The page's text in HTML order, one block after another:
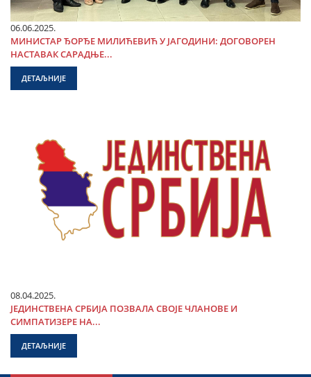
06.06.2025.
МИНИСТАР ЂОРЂЕ МИЛИЋЕВИЋ У ЈАГОДИНИ: ДОГОВОРЕН
НАСТАВАК САРАДЊЕ...
ДЕТАЉНИЈЕ
08.04.2025.
ЈЕДИНСТВЕНА СРБИЈА ПОЗВАЛА СВОЈЕ ЧЛАНОВЕ И
СИМПАТИЗЕРЕ НА...
ДЕТАЉНИЈЕ